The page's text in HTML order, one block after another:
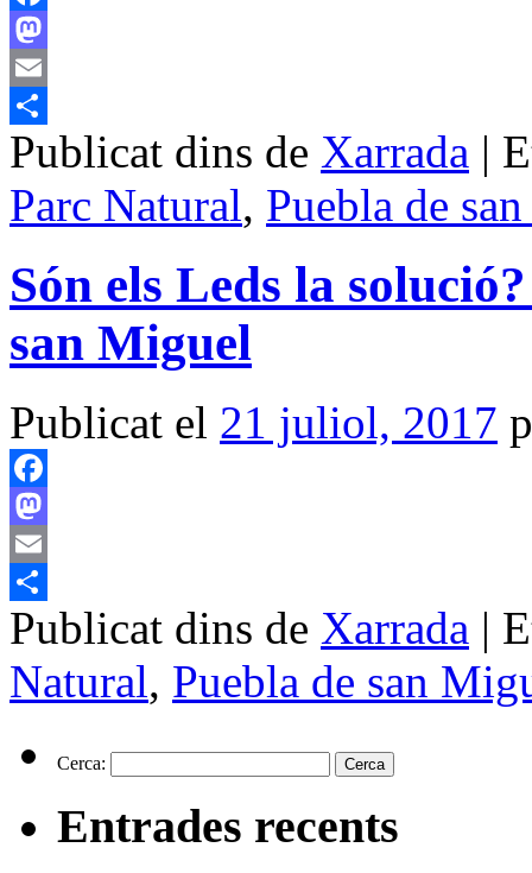
Facebook
Mastodon
Email
Comparteix
Publicat dins de Xarrada |
Parc Natural, Puebla de
Són els Leds la
san Miguel
Publicat el 21 juliol, 2017
Facebook
Mastodon
Email
Comparteix
Publicat dins de Xarrada |
Natural, Puebla de san
Cerca:
Entrades recents